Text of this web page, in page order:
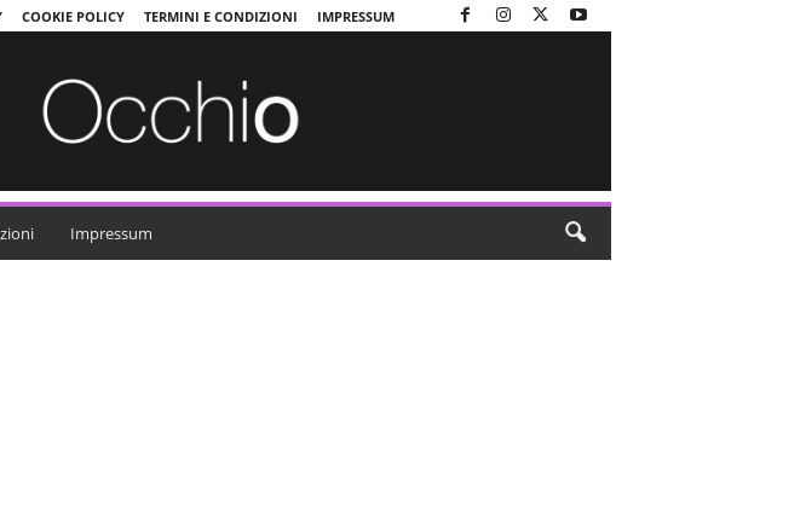
COOKIE POLICY TERMINI E CONDIZIONI IMPRESSUM
Impressum